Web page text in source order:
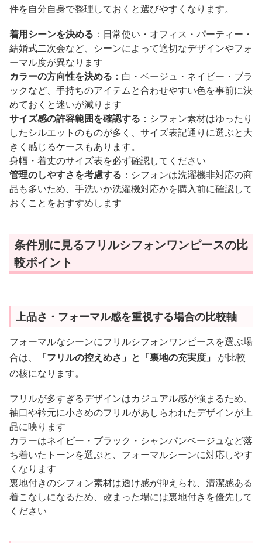
件を自分自身で整理しておくと選びやすくなります。
着用シーンを決める ：日常使い・オフィス・パーティー・
結婚式二次会など、シーンによって適切なデザインやフォ
ーマル度が異なります
カラーの方向性を決める ：白・ベージュ・ネイビー・ブラ
ックなど、手持ちのアイテムと合わせやすい色を事前に決
めておくと迷いが減ります
サイズ感の許容範囲を確認する ：シフォン素材はゆったり
したシルエットのものが多く、サイズ表記通りに選ぶと大
きく感じるケースもあります。
身幅・着丈のサイズ表を必ず確認してください
管理のしやすさを考慮する ：シフォンは洗濯機非対応の商
品も多いため、手洗いか洗濯機対応かを購入前に確認して
おくことをおすすめします
条件別に見るフリルシフォンワンピースの比
較ポイント
上品さ・フォーマル感を重視する場合の比較軸
フォーマルなシーンにフリルシフォンワンピースを選ぶ場
合は、
「フリルの控えめさ」と「裏地の充実度」
が比較
の核になります。
フリルが多すぎるデザインはカジュアル感が強まるため、
袖口や衿元に小さめのフリルがあしらわれたデザインが上
品に映ります
カラーはネイビー・ブラック・シャンパンベージュなど落
ち着いたトーンを選ぶと、フォーマルシーンに対応しやす
くなります
裏地付きのシフォン素材は透け感が抑えられ、清潔感ある
着こなしになるため、改まった場には裏地付きを優先して
ください